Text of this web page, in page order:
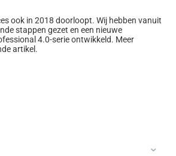
ook in 2018 doorloopt. Wij hebben vanuit
stappen gezet en een nieuwe
4.0-serie ontwikkeld. Meer
artikel.